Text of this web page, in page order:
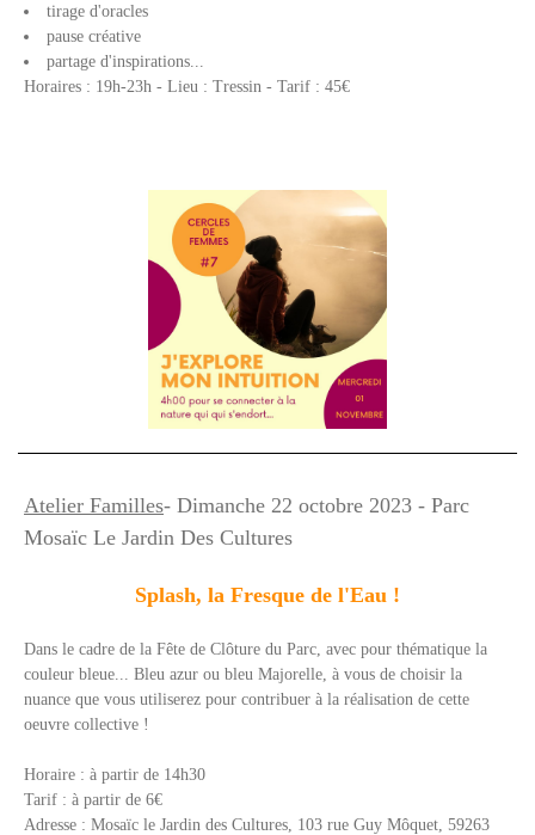
tirage d'oracles
pause créative
partage d'inspirations...
Horaires : 19h-23h - Lieu : Tressin - Tarif : 45€
Atelier Familles- Dimanche 22 octobre 2023 - Parc
Mosaïc Le Jardin Des Cultures
Splash, la Fresque de l'Eau !
Dans le cadre de la Fête de Clôture du Parc, avec pour thématique la
couleur bleue... Bleu azur ou bleu Majorelle, à vous de choisir la
nuance que vous utiliserez pour contribuer à la réalisation de cette
oeuvre collective !
Horaire : à partir de 14h30
Tarif : à partir de 6€
Adresse : Mosaïc le Jardin des Cultures, 103 rue Guy Môquet, 59263